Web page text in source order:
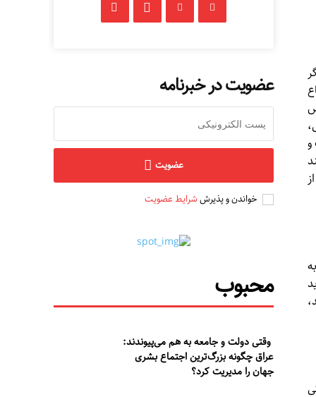
عضویت در خبرنامه
عضویت
خواندن و پذیرششرایط عضویت
محبوب
وقتی دولت و جامعه به هم می‌پیوندند:
عراق چگونه بزرگ‌ترین اجتماع بشری
جهان را مدیریت کرد؟